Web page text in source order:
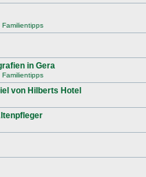
in Gera
von Hilberts Hotel